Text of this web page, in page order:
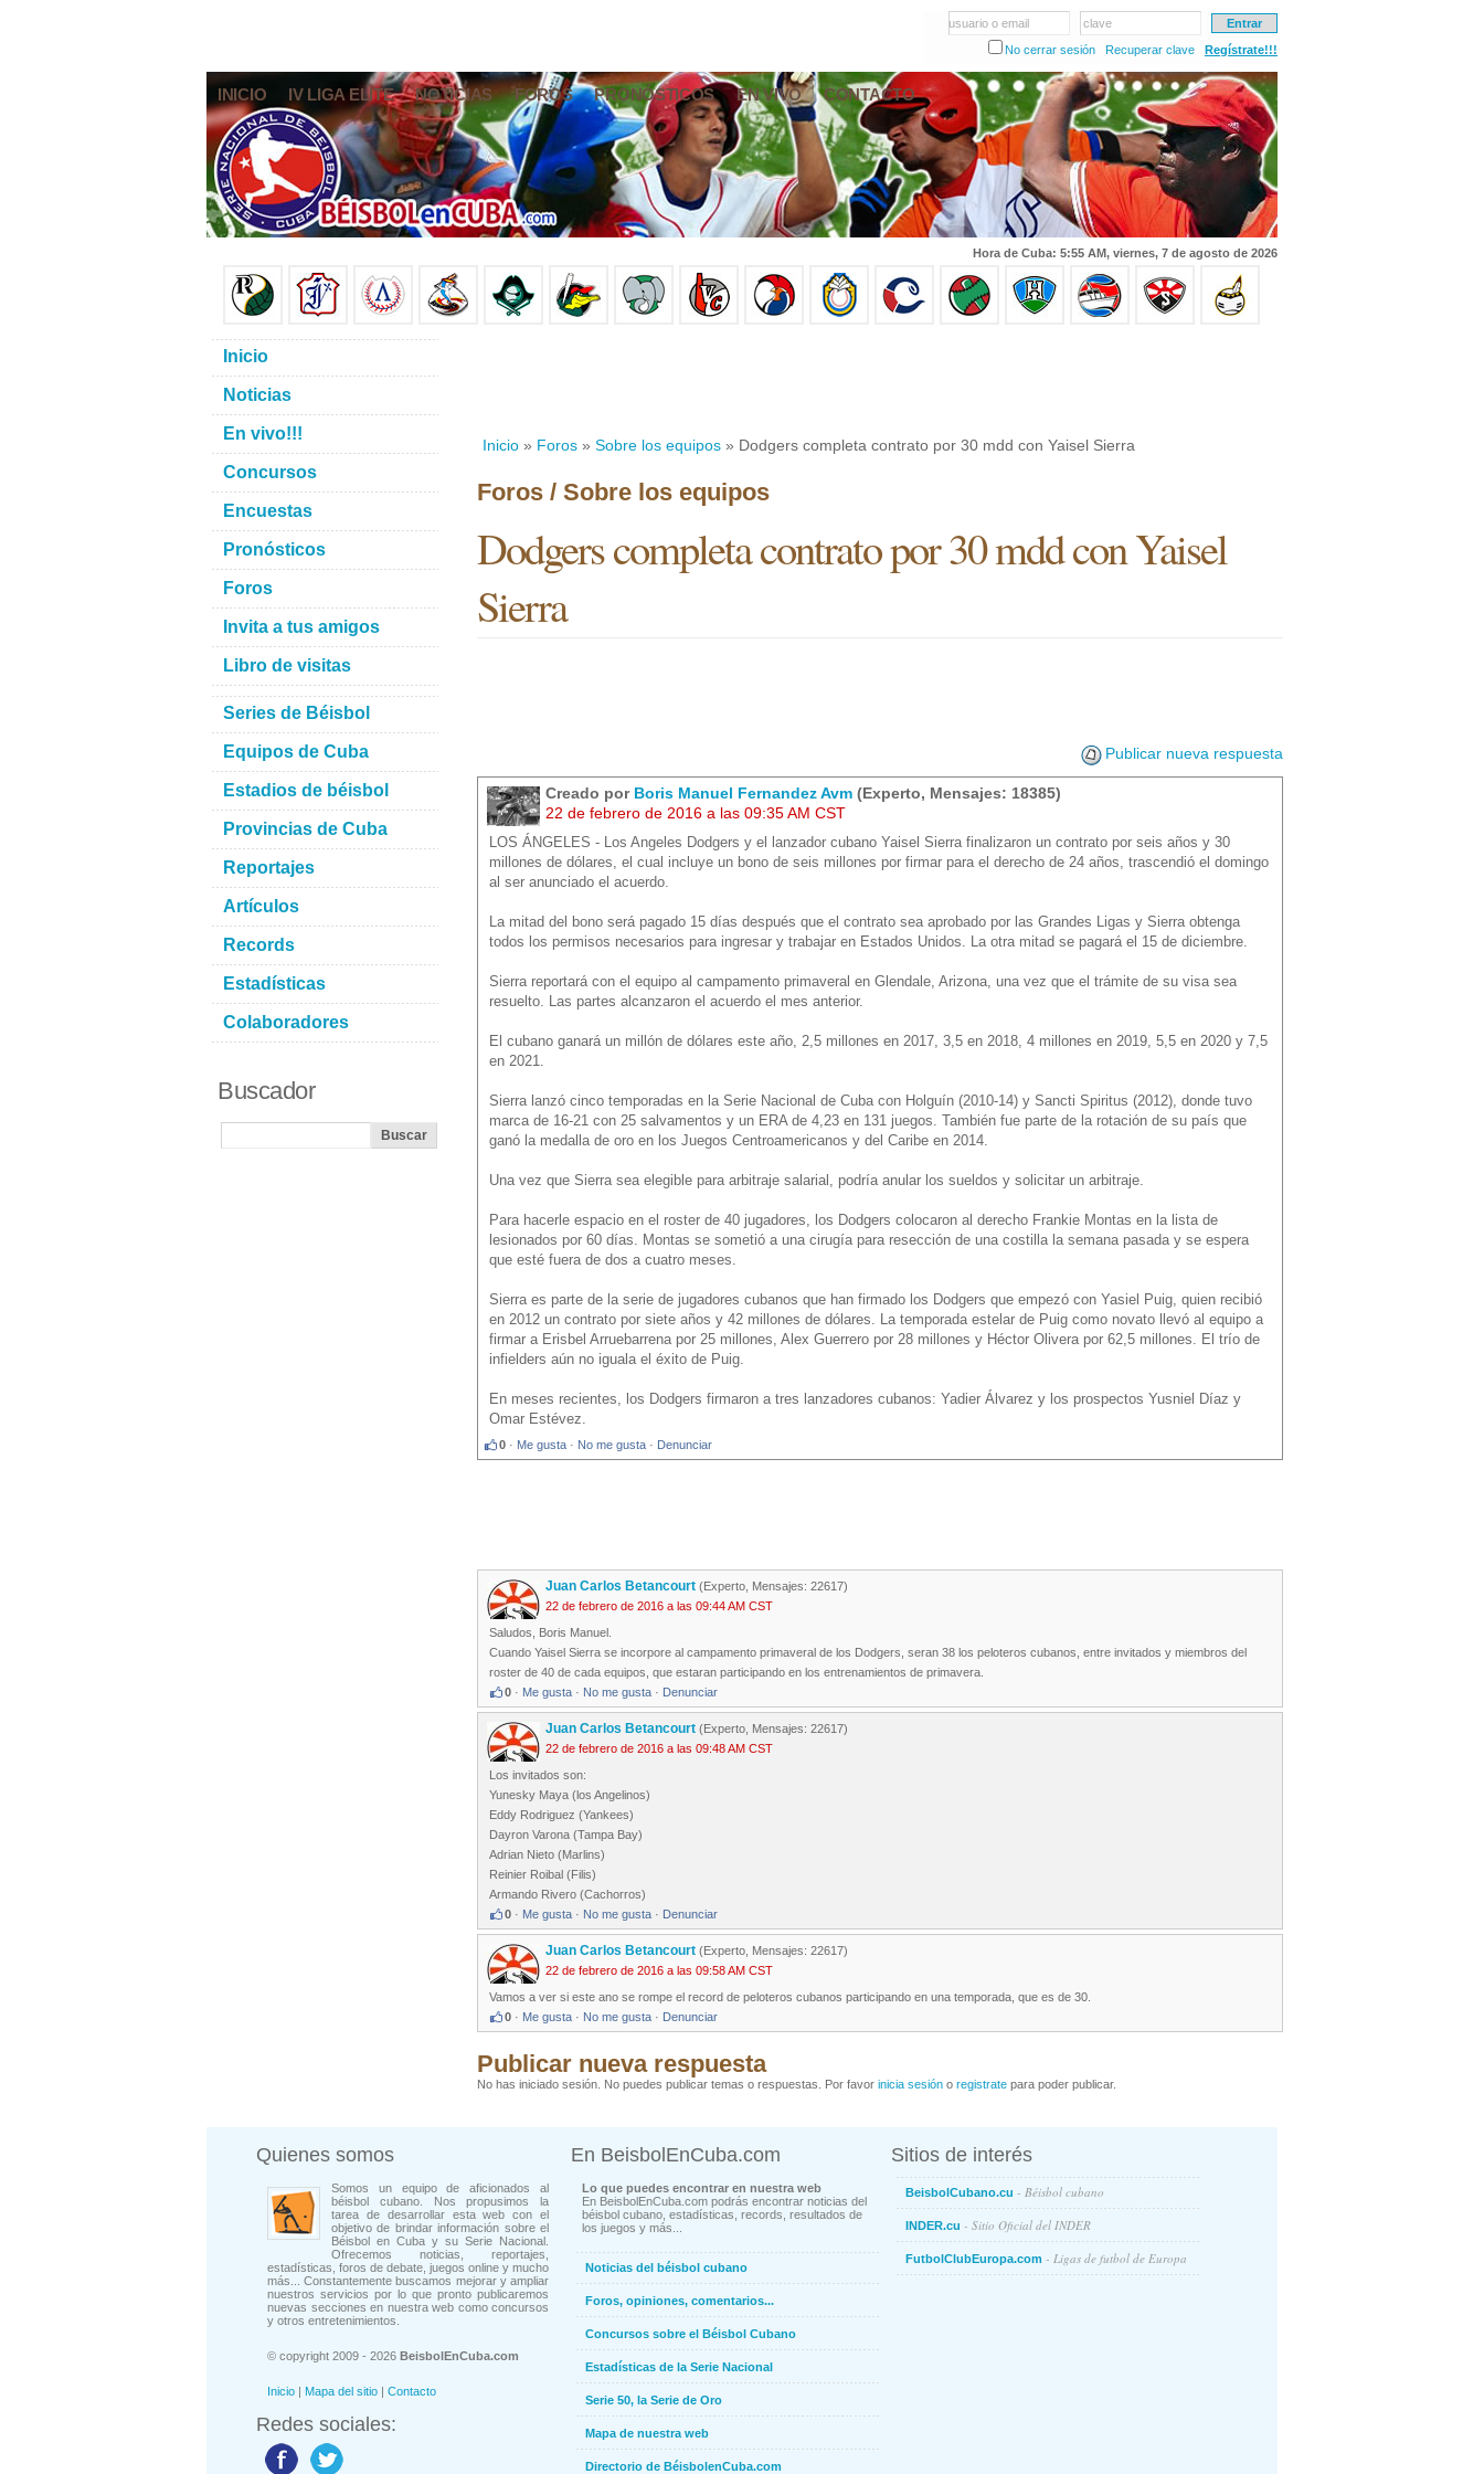
usuario o email
clave
No cerrar sesión
Recuperar clave Regístrate!!!
INICIO IV LIGA ELITE NOTICIAS FOROS PRONÓSTICOS EN VIVO CONTACTO
Hora de Cuba: 5:55 AM, viernes, 7 de agosto de 2026
Inicio » Foros » Sobre los equipos » Dodgers completa contrato por 30 mdd con Yaisel Sierra
Foros / Sobre los equipos
Dodgers completa contrato por 30 mdd con Yaisel
Sierra
Publicar nueva respuesta
Creado por Boris Manuel Fernandez Avm (Experto, Mensajes: 18385)
22 de febrero de 2016 a las 09:35 AM CST
LOS ÁNGELES - Los Angeles Dodgers y el lanzador cubano Yaisel Sierra finalizaron un contrato por seis años y 30
millones de dólares, el cual incluye un bono de seis millones por firmar para el derecho de 24 años, trascendió el domingo
al ser anunciado el acuerdo.
La mitad del bono será pagado 15 días después que el contrato sea aprobado por las Grandes Ligas y Sierra obtenga
todos los permisos necesarios para ingresar y trabajar en Estados Unidos. La otra mitad se pagará el 15 de diciembre.
Sierra reportará con el equipo al campamento primaveral en Glendale, Arizona, una vez que el trámite de su visa sea
resuelto. Las partes alcanzaron el acuerdo el mes anterior.
El cubano ganará un millón de dólares este año, 2,5 millones en 2017, 3,5 en 2018, 4 millones en 2019, 5,5 en 2020 y 7,5
en 2021.
Sierra lanzó cinco temporadas en la Serie Nacional de Cuba con Holguín (2010-14) y Sancti Spiritus (2012), donde tuvo
marca de 16-21 con 25 salvamentos y un ERA de 4,23 en 131 juegos. También fue parte de la rotación de su país que
ganó la medalla de oro en los Juegos Centroamericanos y del Caribe en 2014.
Una vez que Sierra sea elegible para arbitraje salarial, podría anular los sueldos y solicitar un arbitraje.
Para hacerle espacio en el roster de 40 jugadores, los Dodgers colocaron al derecho Frankie Montas en la lista de
lesionados por 60 días. Montas se sometió a una cirugía para resección de una costilla la semana pasada y se espera
que esté fuera de dos a cuatro meses.
Sierra es parte de la serie de jugadores cubanos que han firmado los Dodgers que empezó con Yasiel Puig, quien recibió
en 2012 un contrato por siete años y 42 millones de dólares. La temporada estelar de Puig como novato llevó al equipo a
firmar a Erisbel Arruebarrena por 25 millones, Alex Guerrero por 28 millones y Héctor Olivera por 62,5 millones. El trío de
infielders aún no iguala el éxito de Puig.
En meses recientes, los Dodgers firmaron a tres lanzadores cubanos: Yadier Álvarez y los prospectos Yusniel Díaz y
Omar Estévez.
0 · Me gusta · No me gusta · Denunciar
Juan Carlos Betancourt (Experto, Mensajes: 22617)
22 de febrero de 2016 a las 09:44 AM CST
Saludos, Boris Manuel.
Cuando Yaisel Sierra se incorpore al campamento primaveral de los Dodgers, seran 38 los peloteros cubanos, entre invitados y miembros del
roster de 40 de cada equipos, que estaran participando en los entrenamientos de primavera.
0 · Me gusta · No me gusta · Denunciar
Juan Carlos Betancourt (Experto, Mensajes: 22617)
22 de febrero de 2016 a las 09:48 AM CST
Los invitados son:
Yunesky Maya (los Angelinos)
Eddy Rodriguez (Yankees)
Dayron Varona (Tampa Bay)
Adrian Nieto (Marlins)
Reinier Roibal (Filis)
Armando Rivero (Cachorros)
0 · Me gusta · No me gusta · Denunciar
Juan Carlos Betancourt (Experto, Mensajes: 22617)
22 de febrero de 2016 a las 09:58 AM CST
Vamos a ver si este ano se rompe el record de peloteros cubanos participando en una temporada, que es de 30.
0 · Me gusta · No me gusta · Denunciar
Publicar nueva respuesta
No has iniciado sesión. No puedes publicar temas o respuestas. Por favor inicia sesión o registrate para poder publicar.
Inicio
Noticias
En vivo!!!
Concursos
Encuestas
Pronósticos
Foros
Invita a tus amigos
Libro de visitas
Series de Béisbol
Equipos de Cuba
Estadios de béisbol
Provincias de Cuba
Reportajes
Artículos
Records
Estadísticas
Colaboradores
Buscador
Quienes somos
Somos un equipo de aficionados al
béisbol cubano. Nos propusimos la
tarea de desarrollar esta web con el
objetivo de brindar información sobre el
Béisbol en Cuba y su Serie Nacional.
Ofrecemos noticias, reportajes,
estadísticas, foros de debate, juegos online y mucho
más... Constantemente buscamos mejorar y ampliar
nuestros servicios por lo que pronto publicaremos
nuevas secciones en nuestra web como concursos
y otros entretenimientos.
© copyright 2009 - 2026 BeisbolEnCuba.com
Inicio | Mapa del sitio | Contacto
Redes sociales:
En BeisbolEnCuba.com
Lo que puedes encontrar en nuestra web
En BeisbolEnCuba.com podrás encontrar noticias del
béisbol cubano, estadísticas, records, resultados de
los juegos y más...
Noticias del béisbol cubano
Foros, opiniones, comentarios...
Concursos sobre el Béisbol Cubano
Estadísticas de la Serie Nacional
Serie 50, la Serie de Oro
Mapa de nuestra web
Directorio de BéisbolenCuba.com
Sitios de interés
BeisbolCubano.cu - Béisbol cubano
INDER.cu - Sitio Oficial del INDER
FutbolClubEuropa.com - Ligas de futbol de Europa